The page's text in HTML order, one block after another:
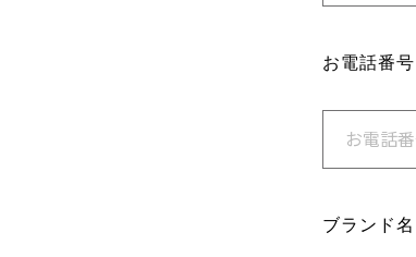
お電話番号
ブランド名